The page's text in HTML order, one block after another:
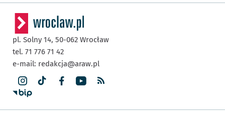
pl. Solny 14, 50-062 Wrocław
tel. 71 776 71 42
e-mail: redakcja@araw.pl